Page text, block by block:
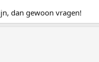
dan gewoon vragen!